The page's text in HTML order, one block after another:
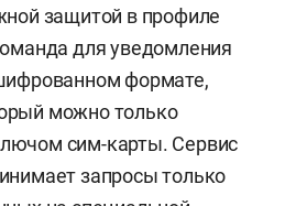
защитой в профиле
для уведомления
формате,
можно только
сим-карты. Сервис
запросы только